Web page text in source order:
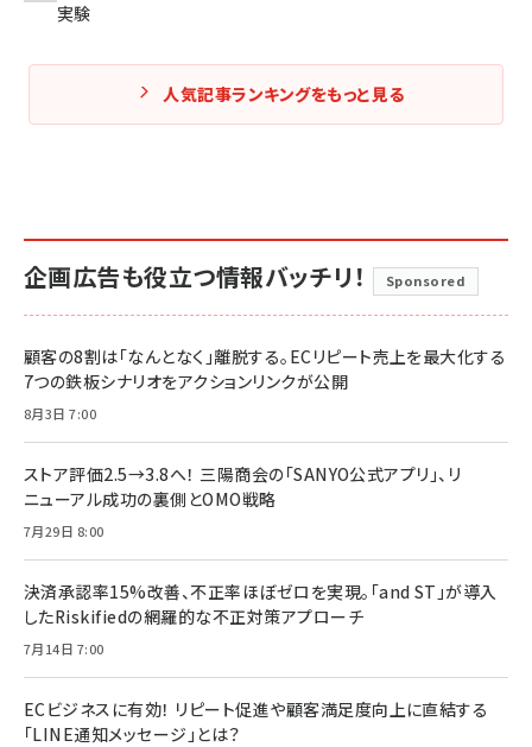
実験
人気記事ランキングをもっと見る
企画広告も役立つ情報バッチリ！ Sponsored
顧客の8割は「なんとなく」離脱する。ECリピート売上を最大化する
7つの鉄板シナリオをアクションリンクが公開
8月3日 7:00
ストア評価2.5→3.8へ！ 三陽商会の「SANYO公式アプリ」、リ
ニューアル成功の裏側とOMO戦略
7月29日 8:00
決済承認率15%改善、不正率ほぼゼロを実現。「and ST」が導入
したRiskifiedの網羅的な不正対策アプローチ
7月14日 7:00
ECビジネスに有効！ リピート促進や顧客満足度向上に直結する
「LINE通知メッセージ」とは？